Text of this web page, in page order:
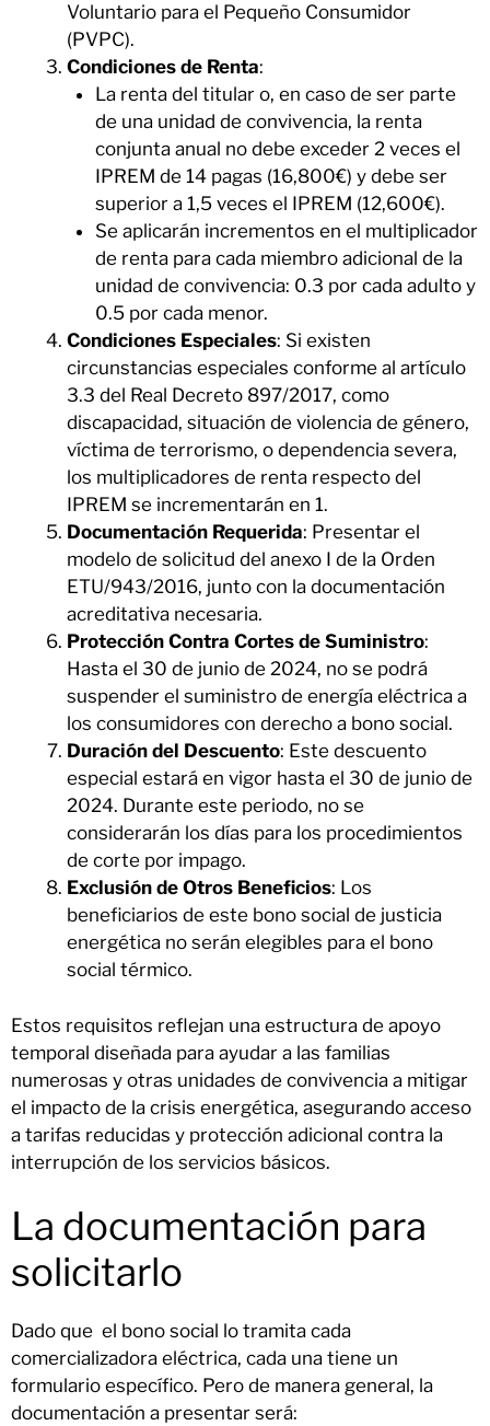
Voluntario para el Pequeño Consumidor
(PVPC).
Condiciones de Renta:
La renta del titular o, en caso de ser parte
de una unidad de convivencia, la renta
conjunta anual no debe exceder 2 veces el
IPREM de 14 pagas (16,800€) y debe ser
superior a 1,5 veces el IPREM (12,600€).
Se aplicarán incrementos en el multiplicador
de renta para cada miembro adicional de la
unidad de convivencia: 0.3 por cada adulto y
0.5 por cada menor.
Condiciones Especiales: Si existen
circunstancias especiales conforme al artículo
3.3 del Real Decreto 897/2017, como
discapacidad, situación de violencia de género,
víctima de terrorismo, o dependencia severa,
los multiplicadores de renta respecto del
IPREM se incrementarán en 1.
Documentación Requerida: Presentar el
modelo de solicitud del anexo I de la Orden
ETU/943/2016, junto con la documentación
acreditativa necesaria.
Protección Contra Cortes de Suministro:
Hasta el 30 de junio de 2024, no se podrá
suspender el suministro de energía eléctrica a
los consumidores con derecho a bono social.
Duración del Descuento: Este descuento
especial estará en vigor hasta el 30 de junio de
2024. Durante este periodo, no se
considerarán los días para los procedimientos
de corte por impago.
Exclusión de Otros Beneficios: Los
beneficiarios de este bono social de justicia
energética no serán elegibles para el bono
social térmico.
Estos requisitos reflejan una estructura de apoyo
temporal diseñada para ayudar a las familias
numerosas y otras unidades de convivencia a mitigar
el impacto de la crisis energética, asegurando acceso
a tarifas reducidas y protección adicional contra la
interrupción de los servicios básicos.
La documentación para
solicitarlo
Dado que el bono social lo tramita cada
comercializadora eléctrica, cada una tiene un
formulario específico. Pero de manera general, la
documentación a presentar será: